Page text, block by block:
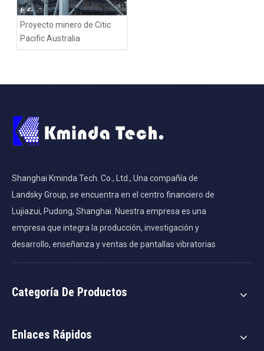
Proyecto minero de Citic
Pacific Australia
Shanghai Kminda Tech. Co., Ltd., Una compañía de
Landsky Group, se encuentra en el centro financiero de
Lujiazui, Pudong, Shanghai. Nuestra empresa es una
empresa que integra la producción, investigación y
desarrollo, enseñanza y ventas de pantallas vibratorias
Categoría De Productos
Enlaces Rápidos